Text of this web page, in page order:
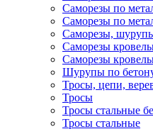
Саморезы по
Саморезы по
Саморезы,
Саморезы
Саморезы
Шурупы по
Тросы, цепи,
Тросы
Тросы стальные
Тросы стальные